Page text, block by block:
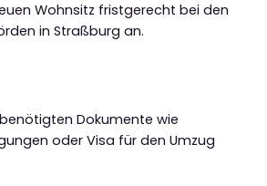
Wohnsitz fristgerecht bei den
in Straßburg an.
Dokumente wie
oder Visa für den Umzug